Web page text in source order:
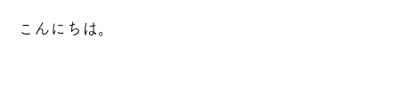
こんにちは。